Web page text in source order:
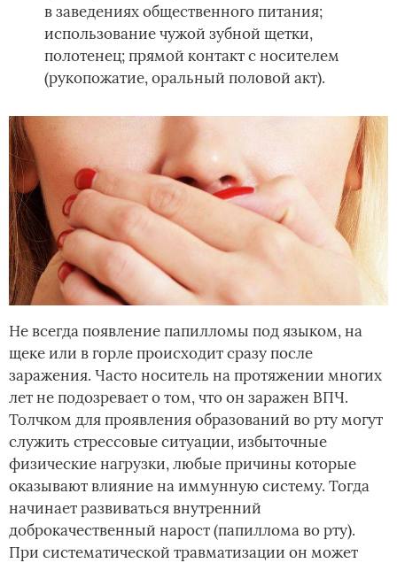
в заведениях общественного питания;
использование чужой зубной щетки,
полотенец; прямой контакт с носителем
(рукопожатие, оральный половой акт).
Не всегда появление папилломы под языком, на
щеке или в горле происходит сразу после
заражения. Часто носитель на протяжении многих
лет не подозревает о том, что он заражен ВПЧ.
Толчком для проявления образований во рту могут
служить стрессовые ситуации, избыточные
физические нагрузки, любые причины которые
оказывают влияние на иммунную систему. Тогда
начинает развиваться внутренний
доброкачественный нарост (папиллома во рту).
При систематической травматизации он может